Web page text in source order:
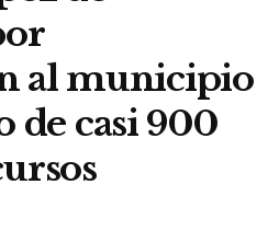
al municipio
de casi 900